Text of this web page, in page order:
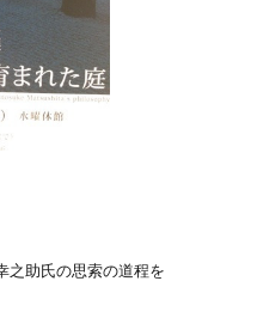
之助氏の思索の道程を